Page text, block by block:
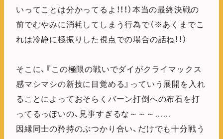
いってことは分かってるよ！！！）本当の最終決戦の
前でむやみに消耗してしまう行為で（※あくまでこ
れは冷静に極振りした視点での場合の話ね！！）
そこに、『この極限の戦いでダイがクライマックス
感マシマシの新技に目覚める』っていう展開を入れ
ることによっておそらくバーン打倒への布石を打
ってるっぽいの、見事すぎるな～～～……
因縁同士の矜持のぶつかり合い、だけでも十分戦う